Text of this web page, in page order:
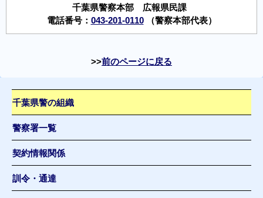
千葉県警察本部 広報県民課
電話番号： 043-201-0110（警察本部代表）
前のページに戻る
千葉県警の組織
警察署一覧
契約情報関係
訓令・通達